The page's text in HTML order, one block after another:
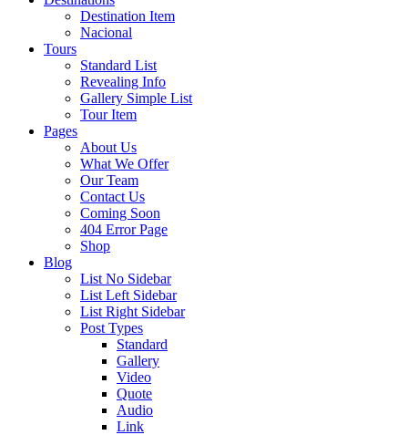
Destination Item
Nacional
Tours
Standard List
Revealing Info
Gallery Simple List
Tour Item
Pages
About Us
What We Offer
Our Team
Contact Us
Coming Soon
404 Error Page
Shop
Blog
List No Sidebar
List Left Sidebar
List Right Sidebar
Post Types
Standard
Gallery
Video
Quote
Audio
Link